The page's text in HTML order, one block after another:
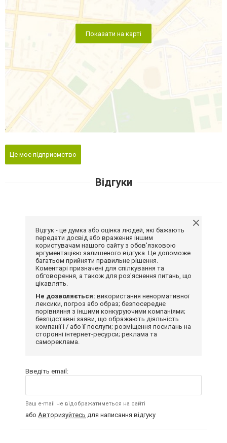
Показати на карті
Це моє підприємство
Відгуки
Відгук - це думка або оцінка людей, які бажають
передати досвід або враження іншим
користувачам нашого сайту з обов'язковою
аргументацією залишеного відгука. Це допоможе
багатьом прийняти правильне рішення.
Коментарі призначені для спілкування та
обговорення, а також для роз'яснення питань, що
цікавлять.
Не дозволяється: використання ненормативної
лексики, погроз або образ; безпосереднє
порівняння з іншими конкуруючими компаніями;
безпідставні заяви, що ображають діяльність
компанії і / або її послуги; розміщення посилань на
сторонні інтернет-ресурси; реклама та
самореклама.
Введіть email:
Ваш e-mail не відображатиметься на сайті
або Авторизуйтесь для написання відгуку